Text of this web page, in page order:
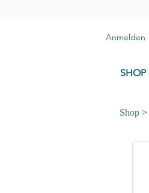
Anmelden
SHOP
Shop >